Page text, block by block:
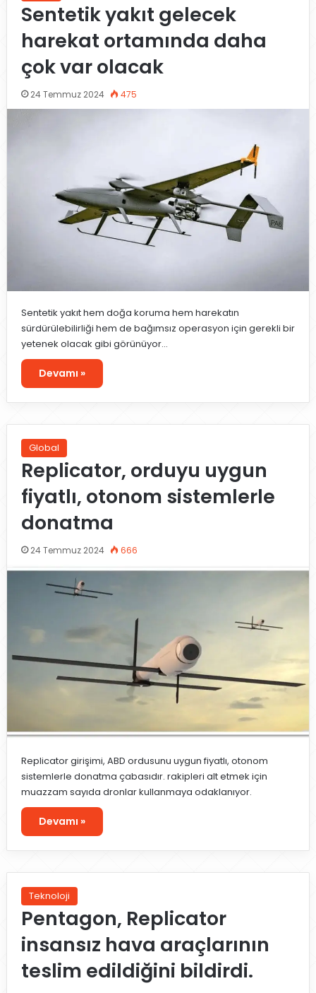
Sentetik yakıt gelecek
harekat ortamında daha
çok var olacak
24 Temmuz 2024 475
Sentetik yakıt hem doğa koruma hem harekatın
sürdürülebilirliği hem de bağımsız operasyon için gerekli bir
yetenek olacak gibi görünüyor...
Devamı »
Global
Replicator, orduyu uygun
fiyatlı, otonom sistemlerle
donatma
24 Temmuz 2024 666
Replicator girişimi, ABD ordusunu uygun fiyatlı, otonom
sistemlerle donatma çabasıdır. rakipleri alt etmek için
muazzam sayıda dronlar kullanmaya odaklanıyor.
Devamı »
Teknoloji
Pentagon, Replicator
insansız hava araçlarının
teslim edildiğini bildirdi.